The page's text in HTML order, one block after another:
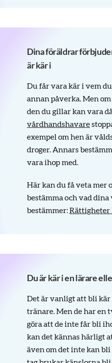
Dina föräldrar
är kär i
Du får vara kär i vem
annan påverka. Men
den du gillar kan vara
vårdhandshavare
exempel om hen är
droger. Annars
vara ihop med.
Här kan du få veta mer
bestämma och vad
bestämmer:Rättigheter
Du är kär i en lärare
Det är vanligt att bli kär
tränare. Men de har en
göra att de inte får bli
kan det kännas härligt
även om det inte kan